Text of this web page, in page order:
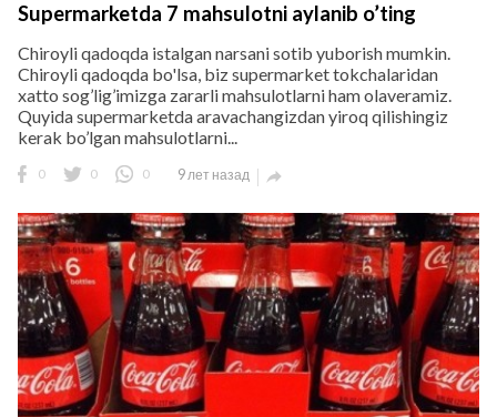
Supermarketda 7 mahsulotni aylanib o’ting
Chiroyli qadoqda istalgan narsani sotib yuborish mumkin.
Chiroyli qadoqda bo'lsa, biz supermarket tokchalaridan
xatto sog’lig’imizga zararli mahsulotlarni ham olaveramiz.
Quyida supermarketda aravachangizdan yiroq qilishingiz
kerak bo’lgan mahsulotlarni...
0 0 0 9 лет назад 